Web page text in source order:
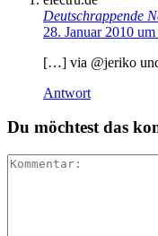
Deutschrappende
28. Januar 2010
[…] via @jeriko
Antwort
Du möchtest das